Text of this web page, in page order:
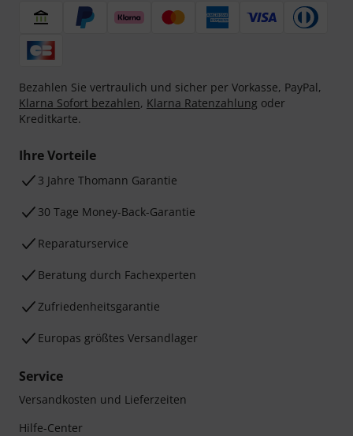
Bezahlen Sie vertraulich und sicher per Vorkasse, PayPal,
Klarna Sofort bezahlen, Klarna Ratenzahlung oder
Kreditkarte.
Ihre Vorteile
3 Jahre Thomann Garantie
30 Tage Money-Back-Garantie
Reparaturservice
Beratung durch Fachexperten
Zufriedenheitsgarantie
Europas größtes Versandlager
Service
Versandkosten und Lieferzeiten
Hilfe-Center